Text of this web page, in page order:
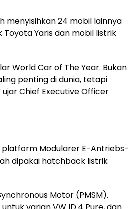
menyisihkan 24 mobil lainnya
Yaris dan mobil listrik
World Car of The Year. Bukan
penting di dunia, tetapi
Chief Executive Officer
platform Modularer E-Antriebs-
dipakai hatchback listrik
Motor (PMSM).